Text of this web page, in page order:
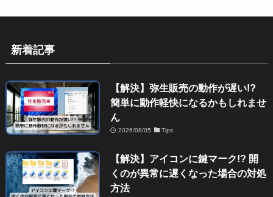
新着記事
【解決】弥生販売の動作が遅い!?
簡単に動作軽快になるかもしれませ
ん
2026/08/05 Tips
【解決】アイコンに鍵マーク!? 開
くのが異常に遅くなった場合の対処
方法